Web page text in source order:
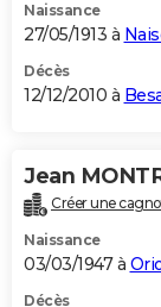
Naissance
27/05/1913 à
Décès
12/12/2010 à
Jean
Créer une
Naissance
03/03/1947 à
Décès